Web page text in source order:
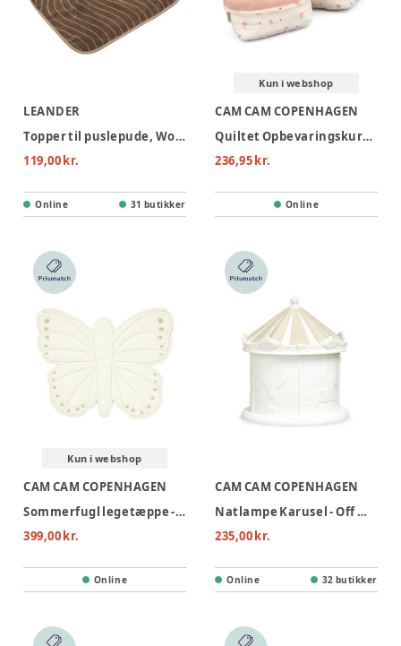
LEANDER
Topper til puslepude, Woodland - Mocca
119,00 kr.
Online 31 butikker
Kun i webshop
CAM CAM COPENHAGEN
Quiltet Opbevaringskurv, Sæt af to - OCS - Bows
236,95 kr.
Online
Kun i webshop
CAM CAM COPENHAGEN
Sommerfugl legetæppe - OCS Off-white
399,00 kr.
Online
CAM CAM COPENHAGEN
Natlampe Karusel - Off White
235,00 kr.
Online 32 butikker